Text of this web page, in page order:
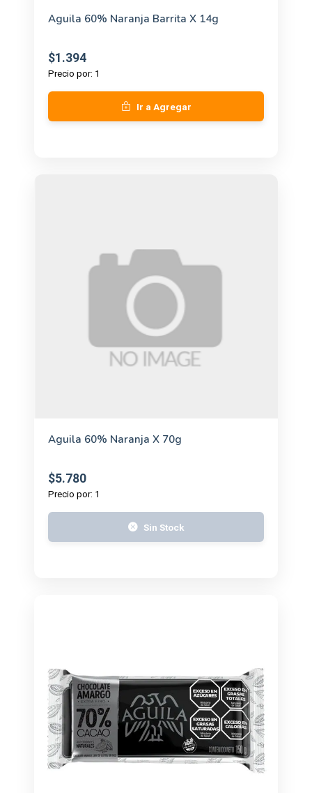
Aguila 60% Naranja Barrita X 14g
$1.394
Precio por: 1
Ir a Agregar
Aguila 60% Naranja X 70g
$5.780
Precio por: 1
Sin Stock